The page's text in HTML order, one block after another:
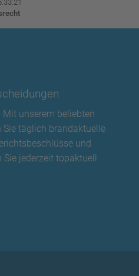
unserem beliebten
Sie täglich brandaktuelle
und
jederzeit topaktuell